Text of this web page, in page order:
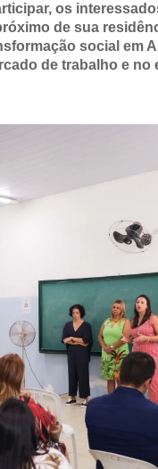
os
de sua
social em
de trabalho e no